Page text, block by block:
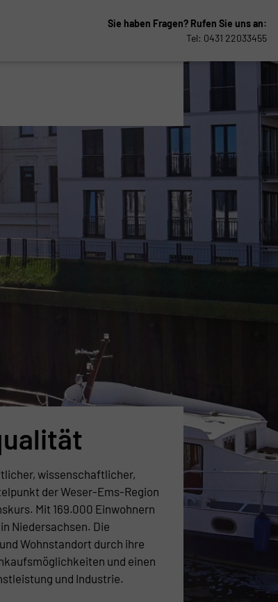
Sie haben Fragen? Rufen Sie uns an:
Tel: 0431 22033455
wissenschaftlicher,
der Weser-Ems-Region
Mit 169.000 Einwohnern
Niedersachsen. Die
Wohnstandort durch ihre
und einen
und Industrie.